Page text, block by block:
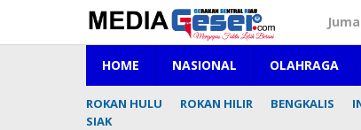
konten
HOME NASIONAL OLAHRAGA
ROKAN HULU ROKAN HILIR BENGKALIS
SIAK